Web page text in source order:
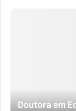
Doutora em